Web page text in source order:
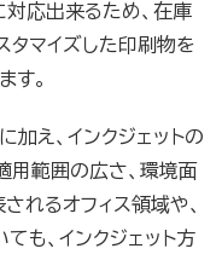
対応出来るため、在庫
タマイズした印刷物を
す。
え、インクジェットの
用範囲の広さ、環境面
れるオフィス領域や、
も、インクジェット方